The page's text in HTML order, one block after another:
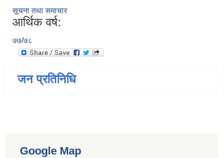
सूचना तथा समाचार
आर्थिक वर्ष:
७७/७८
जन प्रतिनिधि
Google Map